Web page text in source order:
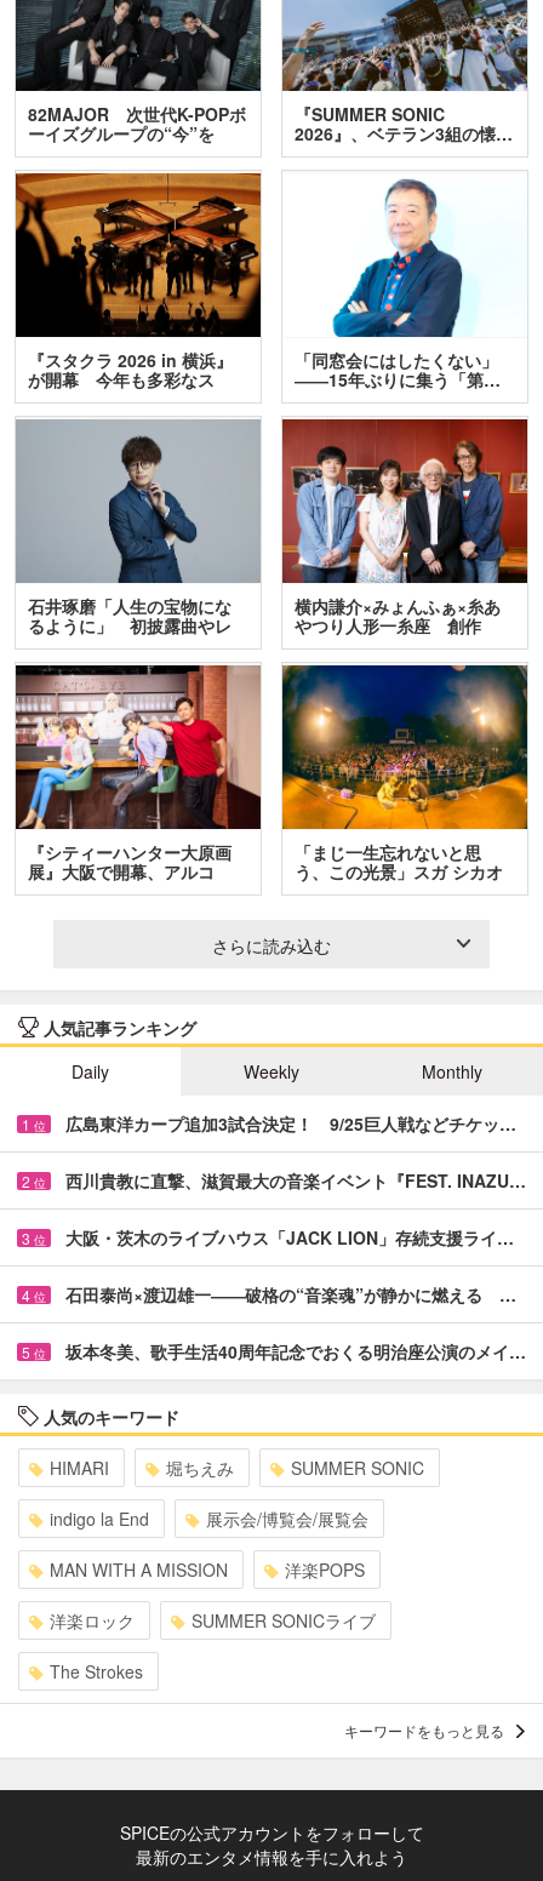
82MAJOR 次世代K-POPボ
ーイズグループの“今”を
訊…
『SUMMER SONIC
2026』、ベテラン3組の懐…
『スタクラ 2026 in 横浜』
が開幕 今年も多彩なス
テ…
「同窓会にはしたくない」
――15年ぶりに集う「第…
石井琢磨「人生の宝物にな
るように」 初披露曲やレ
ア…
横内謙介×みょんふぁ×糸あ
やつり人形一糸座 創作
人…
『シティーハンター大原画
展』大阪で開幕、アルコ
＆…
「まじ一生忘れないと思
う、この光景」スガ シカオ
と…
さらに読み込む
人気記事ランキング
Daily
Weekly Monthly
1 位 広島東洋カープ追加3試合決定！ 9/25巨人戦などチケッ…
2 位 西川貴教に直撃、滋賀最大の音楽イベント『FEST. INAZU…
3 位 大阪・茨木のライブハウス「JACK LION」存続支援ライ…
4 位 石田泰尚×渡辺雄一――破格の“音楽魂”が静かに燃える …
5 位 坂本冬美、歌手生活40周年記念でおくる明治座公演のメイ…
人気のキーワード
HIMARI 堀ちえみ SUMMER SONIC
indigo la End 展示会/博覧会/展覧会
MAN WITH A MISSION 洋楽POPS
洋楽ロック SUMMER SONICライブ
The Strokes
キーワードをもっと見る
SPICEの公式アカウントをフォローして
最新のエンタメ情報を手に入れよう